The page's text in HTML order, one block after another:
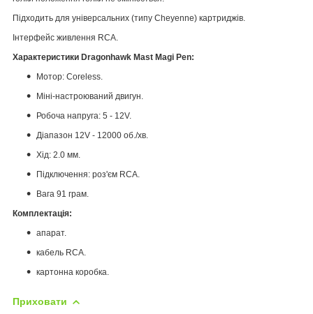
Підходить для універсальних (типу Cheyenne) картриджів.
Інтерфейс живлення RCA.
Характеристики Dragonhawk Mast Magi Pen:
Мотор: Coreless.
Міні-настроюваний двигун.
Робоча напруга: 5 - 12V.
Діапазон 12V - 12000 об./хв.
Хід: 2.0 мм.
Підключення: роз'єм RCA.
Вага 91 грам.
Комплектація:
апарат.
кабель RCA.
картонна коробка.
Приховати